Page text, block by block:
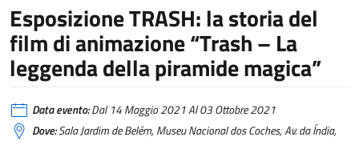
Esposizione TRASH: la storia del
film di animazione “Trash – La
leggenda della piramide magica”
Data evento:Dal 14 Maggio 2021 Al 03 Ottobre 2021
Dove:Sala Jardim de Belém, Museu Nacional dos Coches, Av. da Índia,